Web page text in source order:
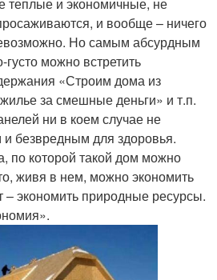
и вообще – ничего
Но самым абсурдным
густо можно встретить
«Строим дома из
за смешные деньги» и т.п.
ни в коем случае не
и безвредным для здоровья.
по которой такой дом можно
живя в нем, можно экономить
– экономить природные ресурсы.